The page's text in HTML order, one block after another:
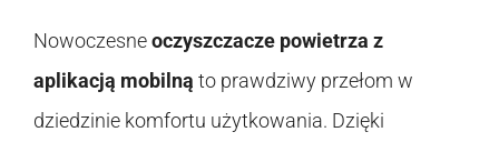
Nowoczesneoczyszczacze powietrza z
aplikacją mobilną to prawdziwy przełom w
dziedzinie komfortu użytkowania. Dzięki